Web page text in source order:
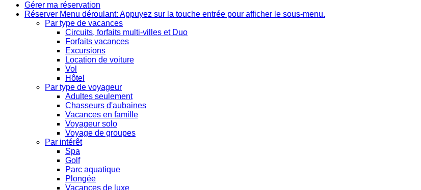
Gérer ma réservation
Réserver Menu déroulant: Appuyez sur la touche entrée pour afficher le sous-menu.
Par type de vacances
Circuits, forfaits multi-villes et Duo
Forfaits vacances
Excursions
Location de voiture
Vol
Hôtel
Par type de voyageur
Adultes seulement
Chasseurs d'aubaines
Vacances en famille
Voyageur solo
Voyage de groupes
Par intérêt
Spa
Golf
Parc aquatique
Plongée
Vacances de luxe